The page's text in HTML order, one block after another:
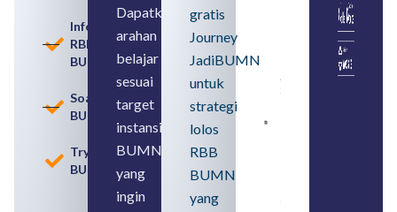
Informasi
RBB
BUMN
Soal
BUMN
Tryout
BUMN
Dapatkan
arahan
belajar
sesuai
target
instansi
BUMN
yang
ingin
gratis
Journey
JadiBUMN
untuk
strategi
lolos
RBB
BUMN
yang
Pengertian,
Perbedaan,
serta Jenis
August 6,
2026
SMA